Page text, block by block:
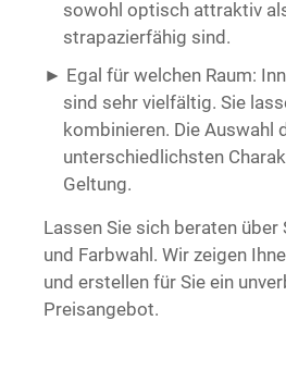
sowohl optisch attraktiv
strapazierfähig sind.
Egal für welchen Raum:
sind sehr vielfältig. Sie
kombinieren. Die Auswahl
unterschiedlichsten
Geltung.
Lassen Sie sich beraten
und Farbwahl. Wir zeigen
und erstellen für Sie ein
Preisangebot.